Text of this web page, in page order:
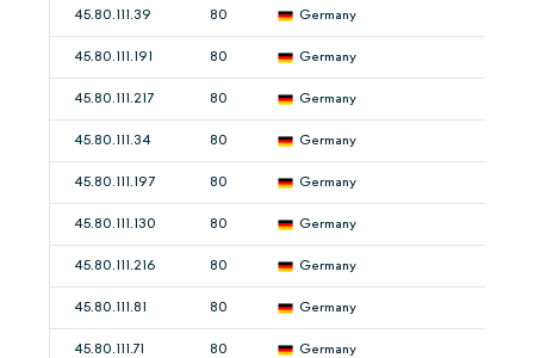
45.80.111.39 80 Germany
45.80.111.191 80 Germany
45.80.111.217 80 Germany
45.80.111.34 80 Germany
45.80.111.197 80 Germany
45.80.111.130 80 Germany
45.80.111.216 80 Germany
45.80.111.81 80 Germany
45.80.111.71 80 Germany